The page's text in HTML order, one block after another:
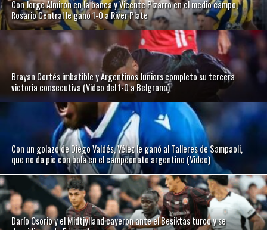
Con Jorge Almirón en la banca y Vicente Pizarro en el medio campo,
Rosario Central le ganó 1-0 a River Plate
Brayan Cortés imbatible y Argentinos Juniors completo su tercera
victoria consecutiva (Video del 1-0 a Belgrano)
Con un golazo de Diego Valdés, Vélez le ganó al Talleres de Sampaoli,
que no da pie con bola en el campeonato argentino (Video)
Darío Osorio y el Midtjylland cayeron ante el Besiktas turco y se